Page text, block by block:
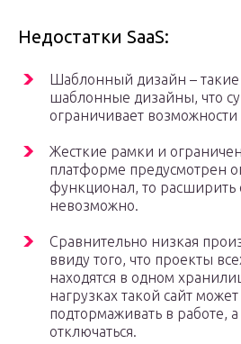
Недостатки SaaS:
Шаблонный дизайн –
шаблонные дизайны, что
ограничивает
Жесткие рамки и
платформе предусмотрен
функционал, то расширить
невозможно.
Сравнительно низкая
ввиду того, что проекты
находятся в одном
нагрузках такой сайт
подтормаживать в работе,
отключаться.